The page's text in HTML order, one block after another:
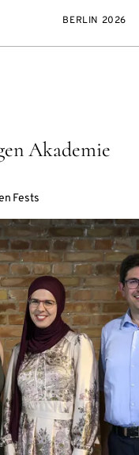
BERLIN 2026
Akademie
Fests